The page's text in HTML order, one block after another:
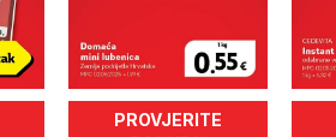
PROVJERITE